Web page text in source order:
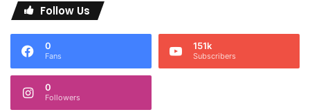
Follow Us
0
Fans
151k
Subscribers
0
Followers